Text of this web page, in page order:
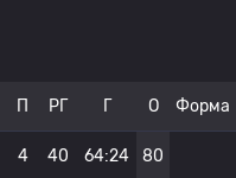
П РГ Г О Форма
4 40 64:24 80